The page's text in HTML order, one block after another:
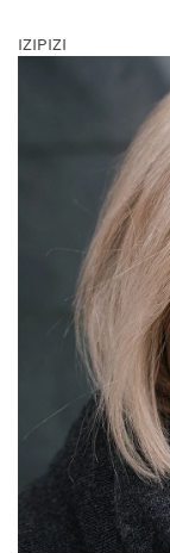
IZIPIZI